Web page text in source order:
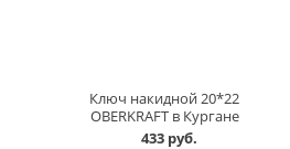
Ключ накидной 20*22
OBERKRAFT в Кургане
433 руб.